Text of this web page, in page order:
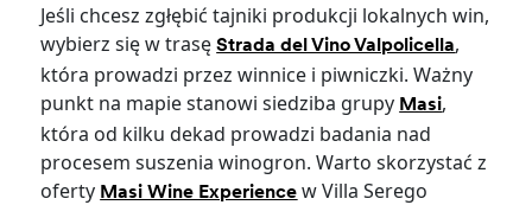
Jeśli chcesz zgłębić tajniki produkcji lokalnych win,
wybierz się w trasęStrada del Vino Valpolicella,
która prowadzi przez winnice i piwniczki. Ważny
punkt na mapie stanowi siedziba grupy Masi,
która od kilku dekad prowadzi badania nad
procesem suszenia winogron. Warto skorzystać z
oferty Masi Wine Experience w Villa Serego